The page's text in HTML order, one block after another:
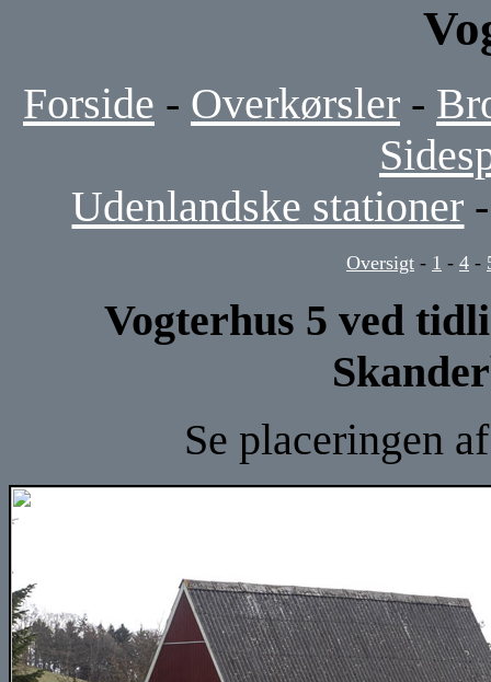
Forside - Overkørsler -
Udenlandske stationer
Oversigt - 1 - 4 -
Vogterhus 5 ved
Se placeringen